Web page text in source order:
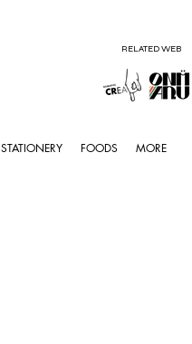
RELATED WEB
STATIONERY FOODS MORE